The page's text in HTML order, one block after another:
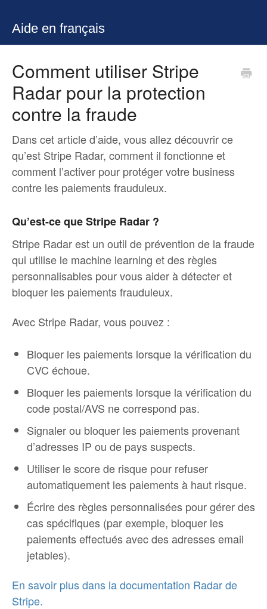
Aide en français
Comment utiliser Stripe
Radar pour la protection
contre la fraude
Dans cet article d’aide, vous allez découvrir ce
qu’est Stripe Radar, comment il fonctionne et
comment l’activer pour protéger votre business
contre les paiements frauduleux.
Qu’est-ce que Stripe Radar ?
Stripe Radar est un outil de prévention de la fraude
qui utilise le machine learning et des règles
personnalisables pour vous aider à détecter et
bloquer les paiements frauduleux.
Avec Stripe Radar, vous pouvez :
Bloquer les paiements lorsque la vérification du
CVC échoue.
Bloquer les paiements lorsque la vérification du
code postal/AVS ne correspond pas.
Signaler ou bloquer les paiements provenant
d’adresses IP ou de pays suspects.
Utiliser le score de risque pour refuser
automatiquement les paiements à haut risque.
Écrire des règles personnalisées pour gérer des
cas spécifiques (par exemple, bloquer les
paiements effectués avec des adresses email
jetables).
En savoir plus dans la documentation Radar de
Stripe.